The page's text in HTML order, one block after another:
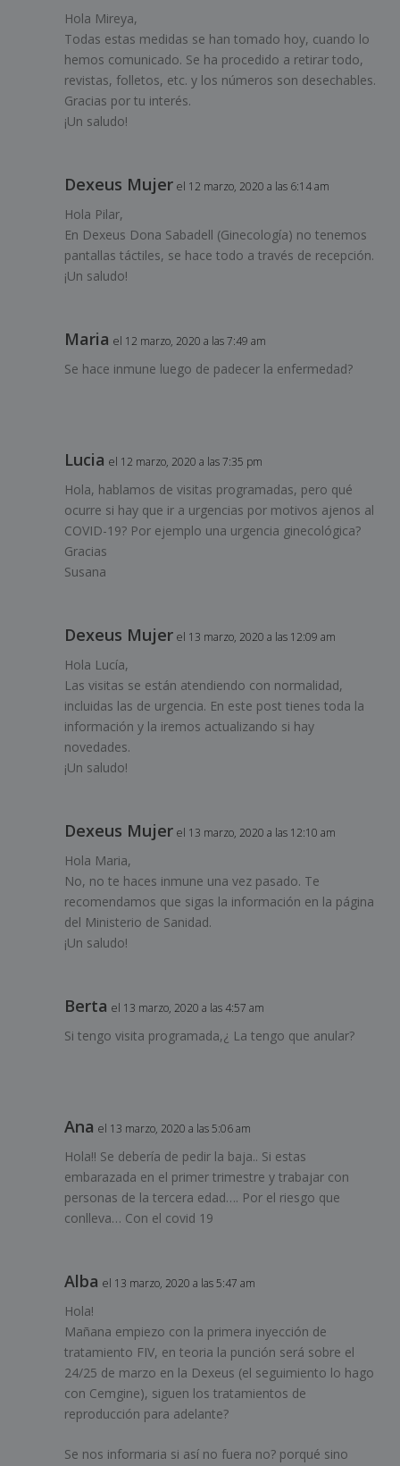
Hola Mireya,
Todas estas medidas se han tomado hoy, cuando lo
hemos comunicado. Se ha procedido a retirar todo,
revistas, folletos, etc. y los números son desechables.
Gracias por tu interés.
¡Un saludo!
Dexeus Mujer el 12 marzo, 2020 a las 6:14 am
Hola Pilar,
En Dexeus Dona Sabadell (Ginecología) no tenemos
pantallas táctiles, se hace todo a través de recepción.
¡Un saludo!
Maria el 12 marzo, 2020 a las 7:49 am
Se hace inmune luego de padecer la enfermedad?
Lucia el 12 marzo, 2020 a las 7:35 pm
Hola, hablamos de visitas programadas, pero qué
ocurre si hay que ir a urgencias por motivos ajenos al
COVID-19? Por ejemplo una urgencia ginecológica?
Gracias
Susana
Dexeus Mujer el 13 marzo, 2020 a las 12:09 am
Hola Lucía,
Las visitas se están atendiendo con normalidad,
incluidas las de urgencia. En este post tienes toda la
información y la iremos actualizando si hay
novedades.
¡Un saludo!
Dexeus Mujer el 13 marzo, 2020 a las 12:10 am
Hola Maria,
No, no te haces inmune una vez pasado. Te
recomendamos que sigas la información en la página
del Ministerio de Sanidad.
¡Un saludo!
Berta el 13 marzo, 2020 a las 4:57 am
Si tengo visita programada,¿ La tengo que anular?
Ana el 13 marzo, 2020 a las 5:06 am
Hola!! Se debería de pedir la baja.. Si estas
embarazada en el primer trimestre y trabajar con
personas de la tercera edad…. Por el riesgo que
conlleva… Con el covid 19
Alba el 13 marzo, 2020 a las 5:47 am
Hola!
Mañana empiezo con la primera inyección de
tratamiento FIV, en teoria la punción será sobre el
24/25 de marzo en la Dexeus (el seguimiento lo hago
con Cemgine), siguen los tratamientos de
reproducción para adelante?
Se nos informaria si así no fuera no? porqué sino